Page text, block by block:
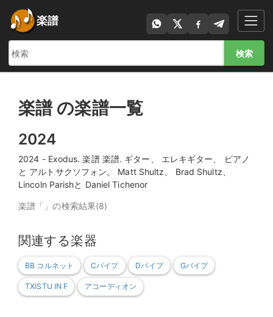
楽譜
検索
楽譜 の楽譜一覧
2024
2024 - Exodus. 楽譜 楽譜. ギター、 エレキギター、 ピアノ
と アルトサクソフォン。 Matt Shultz、 Brad Shultz、
Lincoln Parishと Daniel Tichenor
楽譜「」の検索結果(8)
関連する楽器
BB コルネット Cパイプ Dパイプ Gパイプ
TXISTU IN F アコーディオン